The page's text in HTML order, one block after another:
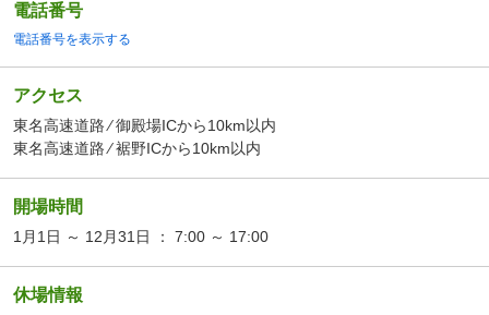
電話番号
電話番号を表示する
アクセス
東名高速道路 ⁄ 御殿場ICから10km以内
東名高速道路 ⁄ 裾野ICから10km以内
開場時間
1月1日 ～ 12月31日 ： 7:00 ～ 17:00
休場情報